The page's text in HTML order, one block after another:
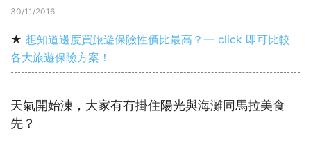
30/11/2016
★ 想知道邊度買旅遊保險性價比最高？一 click 即可比較
各大旅遊保險方案！
天氣開始涷，大家有冇掛住陽光與海灘同馬拉美食
先？